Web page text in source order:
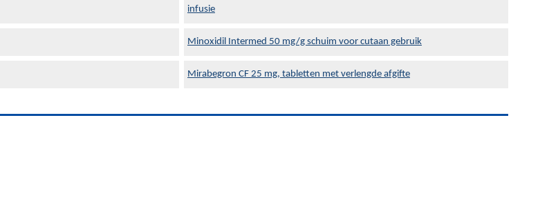
infusie
Minoxidil Intermed 50 mg/g schuim voor cutaan gebruik
Mirabegron CF 25 mg, tabletten met verlengde afgifte